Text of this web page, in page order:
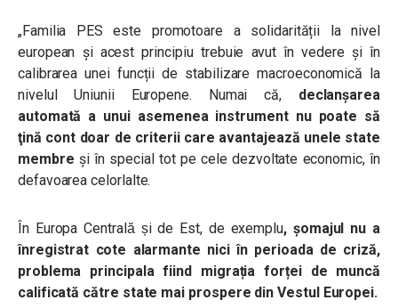
„Familia PES este promotoare a solidarității la nivel
european şi acest principiu trebuie avut în vedere şi în
calibrarea unei funcții de stabilizare macroeconomică la
nivelul Uniunii Europene. Numai că, declanșarea
automată a unui asemenea instrument nu poate să
ţină cont doar de criterii care avantajează unele state
membre şi în special tot pe cele dezvoltate economic, în
defavoarea celorlalte.
În Europa Centrală și de Est, de exemplu, șomajul nu a
înregistrat cote alarmante nici în perioada de criză,
problema principala fiind migrația forței de muncă
calificată către state mai prospere din Vestul Europei.